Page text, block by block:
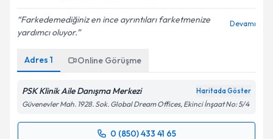
Farkedemediğiniz en ince ayrıntıları farketmenize
yardımcı oluyor.
Devamı
Adres 1 Online Görüşme
PSK Klinik Aile Danışma Merkezi Haritada Göster
Güvenevler Mah. 1928. Sok. Global Dream Offices, Ekinci İnşaat No: 5/4
0 (850) 433 41 65